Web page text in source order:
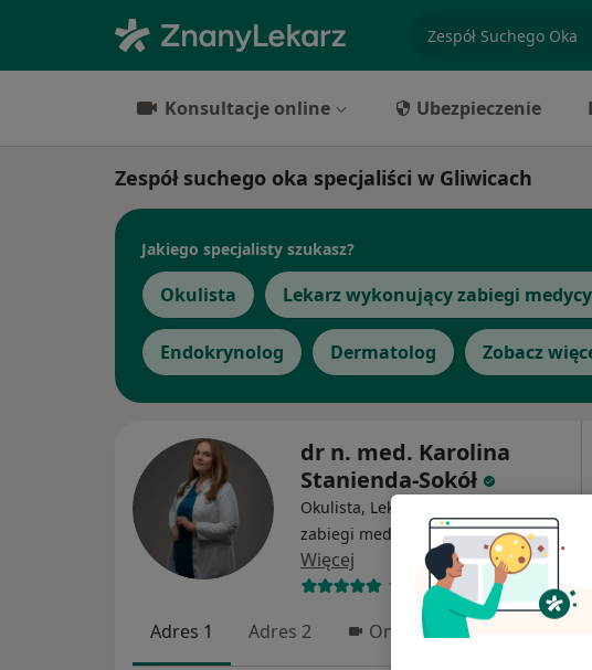
specjalizacja,
Konsultacje online Ubezpieczenie
Zespół suchego oka specjaliści w Gliwicach
Jakiego specjalisty szukasz?
Okulista Lekarz wykonujący zabiegi
Endokrynolog Dermatolog Zobacz
dr n. med. Karolina
Stanienda-Sokół
Okulista, Lekarz wykonujący
zabiegi medycyny estetycznej·
Więcej
142 opinie
Adres 1 Adres 2 Online